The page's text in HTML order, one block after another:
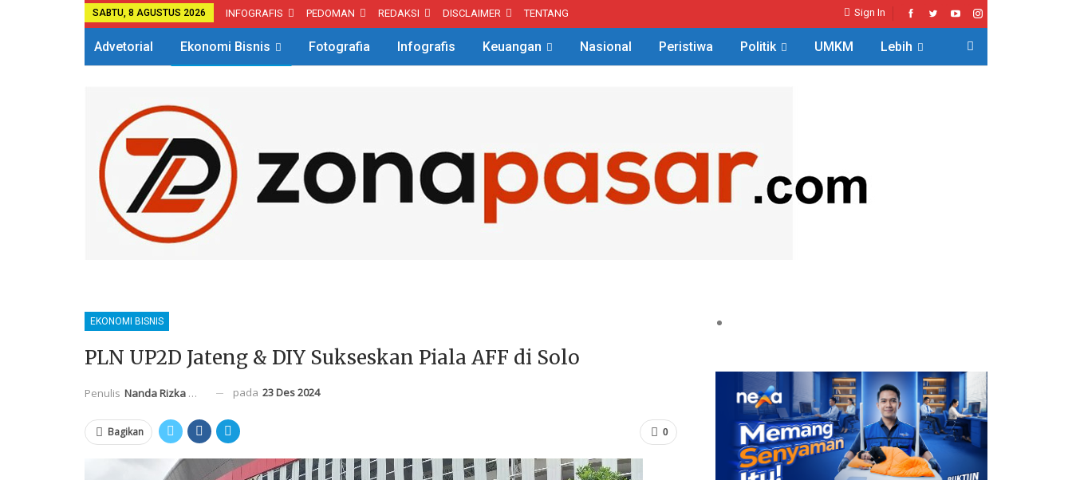
Sign In
SABTU, 8 AGUSTUS 2026 INFOGRAFIS PEDOMAN REDAKSI DISCLAIMER TENTANG
Advetorial Ekonomi Bisnis Fotografia Infografis Keuangan Nasional Peristiwa Politik UMKM Lebih
EKONOMI BISNIS
PLN UP2D Jateng & DIY Sukseskan Piala AFF di Solo
Penulis Nanda Rizka Mahendra pada 23 Des 2024
0
Bagikan